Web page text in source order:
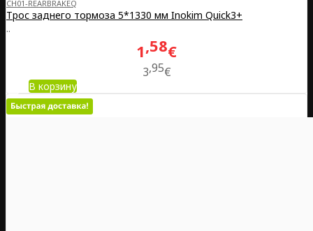
CH01-REARBRAKEQ
Трос заднего тормоза 5*1330 мм Inokim Quick3+
..
1 58€
3 95€
В корзину